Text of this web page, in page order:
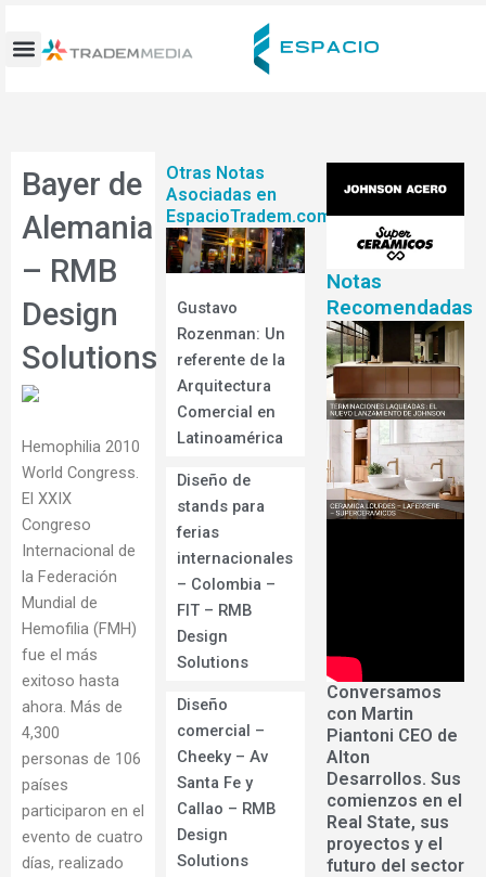
contenido
Bayer de
Alemania
– RMB
Design
Solutions
Hemophilia 2010
World Congress.
El XXIX
Congreso
Internacional de
la Federación
Mundial de
Hemofilia (FMH)
fue el más
exitoso hasta
ahora. Más de
4,300
personas de 106
países
participaron en el
evento de cuatro
días, realizado
Otras Notas
Asociadas en
EspacioTradem.com
Gustavo
Rozenman: Un
referente de la
Arquitectura
Comercial en
Latinoamérica
Diseño de
stands para
ferias
internacionales
– Colombia –
FIT – RMB
Design
Solutions
Diseño
comercial –
Cheeky – Av
Santa Fe y
Callao – RMB
Design
Solutions
Notas
Recomendadas
Conversamos
con Martin
Piantoni CEO de
Alton
Desarrollos. Sus
comienzos en el
Real State, sus
proyectos y el
futuro del sector